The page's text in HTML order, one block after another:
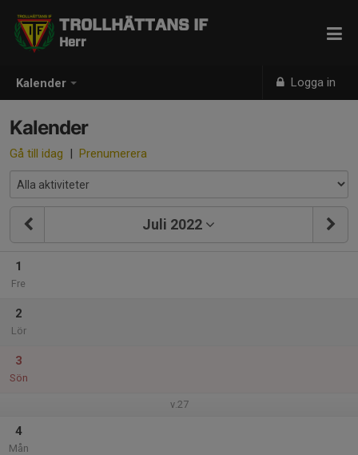
Kalender Logga in
TROLLHÄTTANS IF
Herr
Kalender
Gå till idag | Prenumerera
Juli 2022
1
Fre
2
Lör
3
Sön
v.27
4
Mån